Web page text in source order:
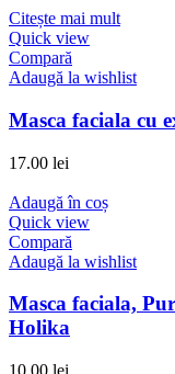
Citește mai mult
Quick view
Compară
Adaugă la wishlist
Masca faciala cu
17.00 lei
Adaugă în coș
Quick view
Compară
Adaugă la wishlist
Masca faciala,
Holika
10.00 lei